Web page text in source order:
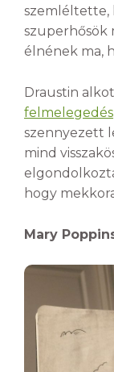
szemléltette,
szuperhősök
élnének ma,
Draustin
felmelegedés
szennyezett
mind
hogy
Mary